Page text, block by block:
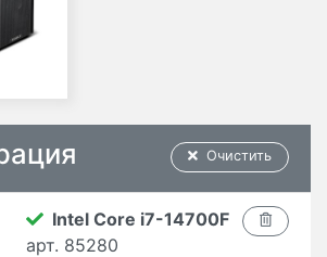
Очистить
Intel Core i7-14700F
арт. 85280